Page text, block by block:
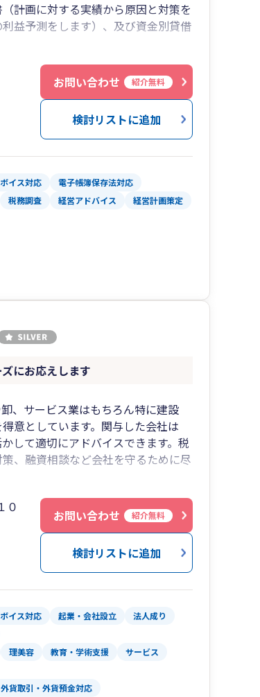
計画に対する実績から原因と対策を
益予測をします）、及び資金別貸借
客様が安心して経営できますようサ
税理士（所長、副所長）が対応させ
り、お客様のお困りごと、心配事の
お問い合わせ 紹介無料
検討リストに追加
イス対応
電子帳簿保存法対応
税務調査 経営アドバイス
経営計画策定
にお応えします
、サービス業はもちろん特に建設
意としています。関与した会社は
して適切にアドバイスできます。税
、融資相談など会社を守るために尽
おります。机上の画一的な処理だけ
供いたします。最良の対策をとるた
たします。記帳代行については、業
書から会計資料の作成や出納帳、銀
た情報を提供できる記帳方法を提供
処理を簡略化してお伝えします。気
０
お問い合わせ 紹介無料
検討リストに追加
イス対応 起業・会社設立
法人成り
理美容 教育・学術支援
サービス
外貨取引・外貨預金対応